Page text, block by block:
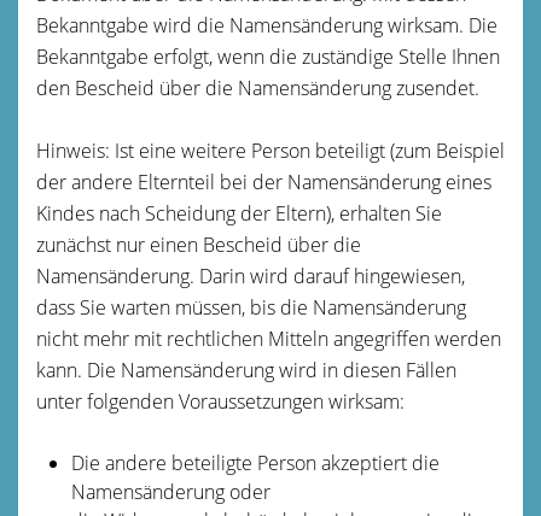
Bekanntgabe wird die Namensänderung wirksam. Die
Bekanntgabe erfolgt, wenn die zuständige Stelle Ihnen
den Bescheid über die Namensänderung zusendet.
Hinweis: Ist eine weitere Person beteiligt(zum Beispiel
der andere Elternteil bei der Namensänderung eines
Kindes nach Scheidung der Eltern), erhalten Sie
zunächst nur einen Bescheid über die
Namensänderung. Darin wird darauf hingewiesen,
dass Sie warten müssen, bis die Namensänderung
nicht mehr mit rechtlichen Mitteln angegriffen werden
kann. Die Namensänderung wird in diesen Fällen
unter folgenden Voraussetzungen wirksam:
Die andere beteiligte Person akzeptiert die
Namensänderung oder